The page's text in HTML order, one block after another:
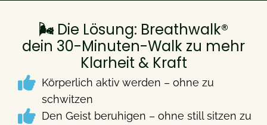
🌬️ Die Lösung: Breathwalk®
dein 30-Minuten-Walk zu mehr
Klarheit & Kraft
Körperlich aktiv werden – ohne zu
schwitzen
Den Geist beruhigen – ohne still sitzen zu